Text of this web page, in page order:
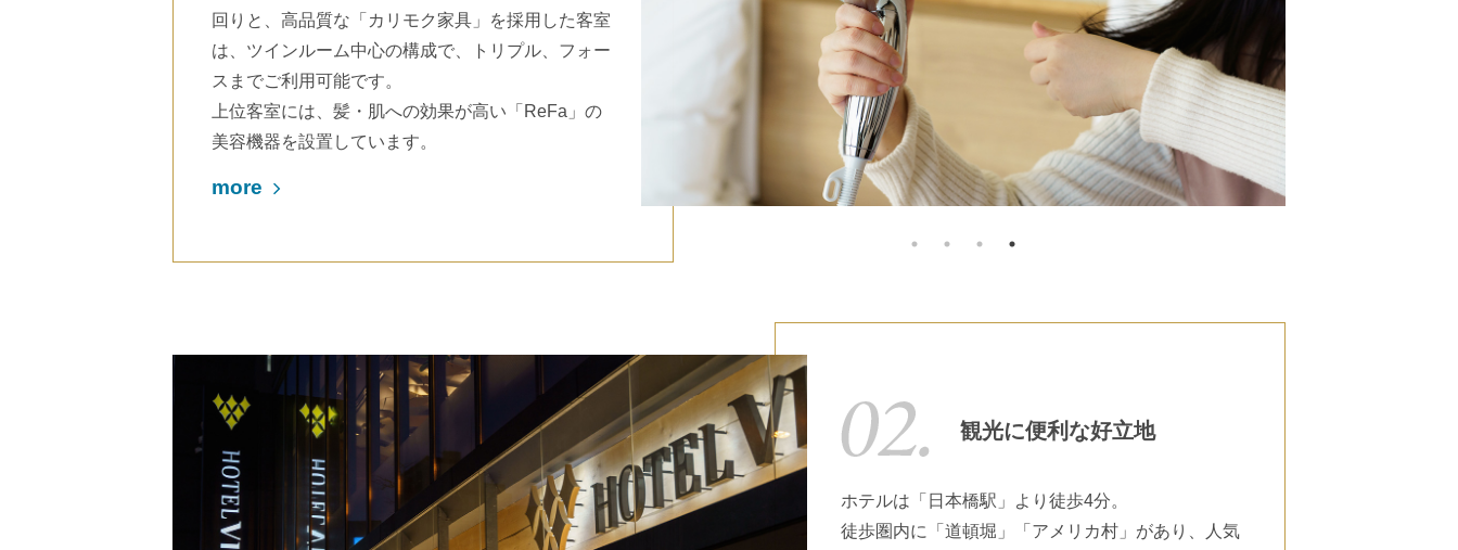
回りと、高品質な「カリモク家具」を採用した客室
は、ツインルーム中心の構成で、トリプル、フォー
スまでご利用可能です。
上位客室には、髪・肌への効果が高い「ReFa」の
美容機器を設置しています。
more
観光に便利な好立地
ホテルは「日本橋駅」より徒歩4分。
徒歩圏内に「道頓堀」「アメリカ村」があり、人気